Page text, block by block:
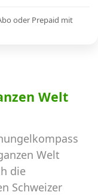
oder Prepaid mit
Welt
Welt
die
Schweizer